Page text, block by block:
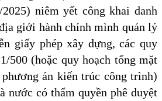
niêm yết công khai danh
giới hành chính mình quản lý
giấy phép xây dựng, các quy
500 (hoặc quy hoạch tổng mặt
án kiến trúc công trình)
nước có thẩm quyền phê duyệt